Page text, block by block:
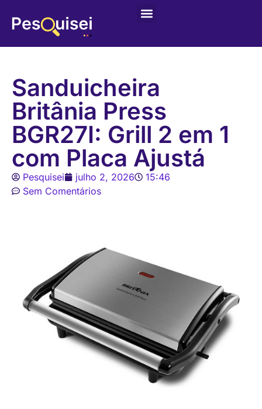
Sanduicheira
Britânia Press
BGR27I: Grill 2 em 1
com Placa Ajustá
Pesquisei julho 2, 2026
15:46
Sem Comentários